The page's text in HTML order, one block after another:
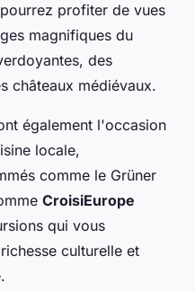
profiter de vues
magnifiques du
des
châteaux médiévaux.
également l'occasion
locale,
comme le Grüner
CroisiEurope
qui vous
culturelle et